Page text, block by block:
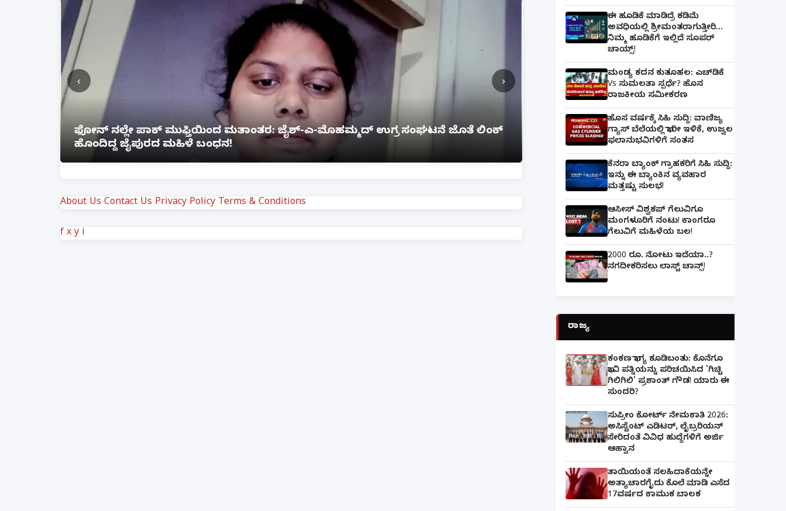
ಲಕ್ನೋ ಗೇಮಿಂಗ್ ಜೋನ್‌ನಲ್ಲಿ ಭೀಕರ ಅಗ್ನಿ ಅವಘಡ: 12 ಮಂದಿ ಸಜೀವ ದಹನ, ಹಲವರಿಗೆ ಗಂಭೀರ
ಗಾಯ
ಪತ್ನಿಗೆ ಕೈಕೊಟ್ಟ ಭೂಪ ಅತ್ತೆಯನ್ನು ವಿವಾಹವಾದ
‹ ›
About Us Contact Us Privacy Policy Terms & Conditions
f x y i
ಈ ಹೂಡಿಕೆ ಮಾಡಿದ್ರೆ ಕಡಿಮೆ
ಅವಧಿಯಲ್ಲಿ ಶ್ರೀಮಂತರಾಗುತ್ತೀರಿ...
ನಿಮ್ಮ ಹೂಡಿಕೆಗೆ ಇಲ್ಲಿದೆ ಸೂಪರ್
ಚಾಯ್ಸ್‌!
ಮಂಡ್ಯ ಕದನ ಕುತೂಹಲ: ಎಚ್‌ಡಿಕೆ
Vs ಸುಮಲತಾ ಸ್ಪರ್ಧೆ? ಹೊಸ
ರಾಜಕೀಯ ಸಮೀಕರಣ
ಹೊಸ ವರ್ಷಕ್ಕೆ ಸಿಹಿ ಸುದ್ದಿ: ವಾಣಿಜ್ಯ
ಗ್ಯಾಸ್‌ ಬೆಲೆಯಲ್ಲಿ ಭಾರೀ ಇಳಿಕೆ, ಉಜ್ವಲ
ಫಲಾನುಭವಿಗಳಿಗೆ ಸಂತಸ
ಕೆನರಾ ಬ್ಯಾಂಕ್‌ ಗ್ರಾಹಕರಿಗೆ ಸಿಹಿ ಸುದ್ದಿ:
ಇನ್ನು ಈ ಬ್ಯಾಂಕಿನ ವ್ಯವಹಾರ
ಮತ್ತಷ್ಟು ಸುಲಭ!
ಆಸೀಸ್ ವಿಶ್ವಕಪ್ ಗೆಲುವಿಗೂ
ಮಂಗಳೂರಿಗೆ ನಂಟು! ಕಾಂಗರೂ
ಗೆಲುವಿಗೆ ಮಹಿಳೆಯ ಬಲ!
2000 ರೂ. ನೋಟು ಇದೆಯಾ..?
ನಗದೀಕರಿಸಲು ಲಾಸ್ಟ್‌ ಚಾನ್ಸ್‌!
ರಾಜ್ಯ
ಕಂಕಣ ಭಾಗ್ಯ ಕೂಡಿಬಂತು: ಕೊನೆಗೂ
ಭಾವಿ ಪತ್ನಿಯನ್ನು ಪರಿಚಯಿಸಿದ 'ಗಿಚ್ಚಿ
ಗಿಲಿಗಿಲಿ' ಪ್ರಶಾಂತ್ ಗೌಡ! ಯಾರು ಈ
ಸುಂದರಿ?
ಸುಪ್ರೀಂ ಕೋರ್ಟ್ ನೇಮಕಾತಿ 2026:
ಅಸಿಸ್ಟೆಂಟ್ ಎಡಿಟರ್, ಲೈಬ್ರರಿಯನ್
ಸೇರಿದಂತೆ ವಿವಿಧ ಹುದ್ದೆಗಳಿಗೆ ಅರ್ಜಿ
ಆಹ್ವಾನ
ತಾಯಿಯಂತೆ ಸಲಹಿದಾಕೆಯನ್ನೇ
ಅತ್ಯಾಚಾರಗೈದು ಕೊಲೆ ಮಾಡಿ ಎಸೆದ
17ವರ್ಷದ ಕಾಮುಕ ಬಾಲಕ